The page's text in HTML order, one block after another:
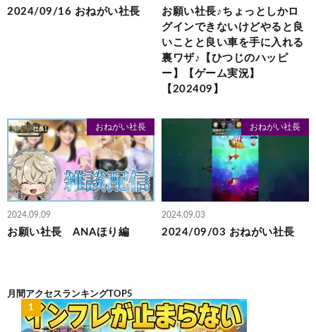
2024/09/16 おねがい社長
お願い社長♪ちょっとしかロ
グインできないけどやると良
いことと良い車を手に入れる
裏ワザ♪【ひつじのハッピ
ー】【ゲーム実況】
【202409】
おねがい社長
2024.09.09
お願い社長 ANAほり編
おねがい社長
2024.09.03
2024/09/03 おねがい社長
月間アクセスランキングTOP5